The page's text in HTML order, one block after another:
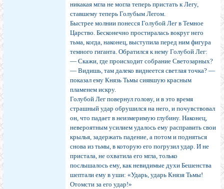
никакая мгла не могла теперь пристать к Легу,
ставшему теперь Голубым Легом.
Быстрее молнии понесся Голубой Лег в Темное
Царство. Бесконечно простиралась вокруг него
тьма, когда, наконец, выступила перед ним фигура
темного гиганта. Обратился к нему Голубой Лег:
— Скажи, где происходит собрание Светозарных?
— Видишь, там далеко виднеется светлая точка? —
показал ему Князь Тьмы сиявшую красным
пламенем искру.
Голубой Лег повернул голову, и в это время
страшный удар обрушился на него, и почувствовал
он, что падает в неизмеримую глубину. Наконец,
невероятным усилием удалось ему расправить свои
крылья, задержать падение, а потом и подняться
снова из тьмы, в которую его погрузил удар. И не
пристала, не охватила его мгла, только
послышалось ему, как невидимые духи Бешенства
шептали ему в уши: «Ударь, ударь Князя Тьмы!
Отомсти за его удар!»